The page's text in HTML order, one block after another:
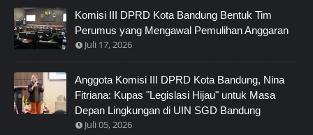
Komisi III DPRD Kota Bandung Bentuk Tim
Perumus yang Mengawal Pemulihan Anggaran
Juli 17, 2026
Anggota Komisi III DPRD Kota Bandung, Nina
Fitriana: Kupas "Legislasi Hijau" untuk Masa
Depan Lingkungan di UIN SGD Bandung
Juli 05, 2026